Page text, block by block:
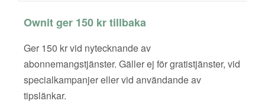
Ownit ger 150 kr tillbaka
Ger 150 kr vid nytecknande av
abonnemangstjänster. Gäller ej för gratistjänster, vid
specialkampanjer eller vid användande av
tipslänkar.